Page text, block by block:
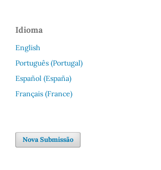
Idioma
English
Português (Portugal)
Español (España)
Français (France)
Nova Submissão